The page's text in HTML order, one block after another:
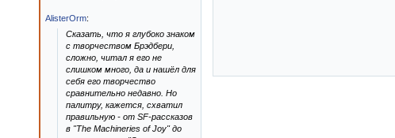
AlisterOrm:
Сказать, что я глубоко знаком
с творчеством Брэдбери,
сложно, читал я его не
слишком много, да и нашёл для
себя его творчество
сравнительно недавно. Но
палитру, кажется, схватил
правильную - от SF-рассказов
в "The Machineries of Joy" до